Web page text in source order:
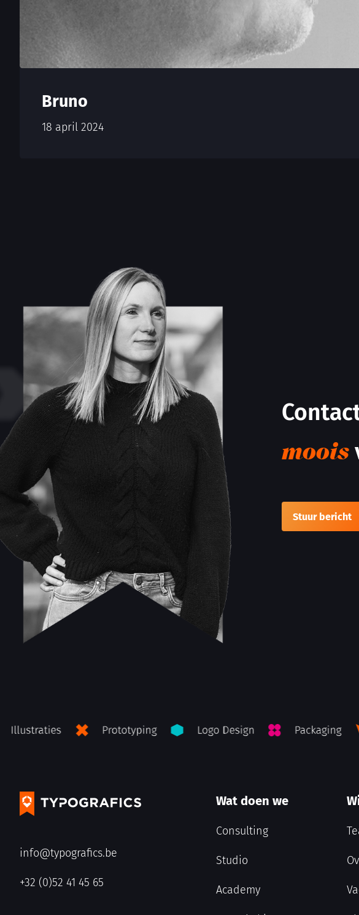
Bruno
18 april 2024
moois
Stuur bericht
info@typografics.be
+32 (0)52 41 45 65
Wat doen we
Consulting
Studio
Academy